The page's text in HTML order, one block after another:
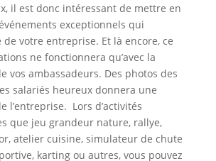
il est donc intéressant de mettre en
exceptionnels qui
votre entreprise. Et là encore, ce
ne fonctionnera qu’avec la
vos ambassadeurs. Des photos des
salariés heureux donnera une
l’entreprise. Lors d’activités
que jeu grandeur nature, rallye,
atelier cuisine, simulateur de chute
karting ou autres, vous pouvez